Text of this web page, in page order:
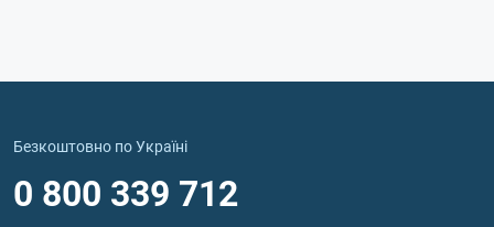
Безкоштовно по Україні
0 800 339 712